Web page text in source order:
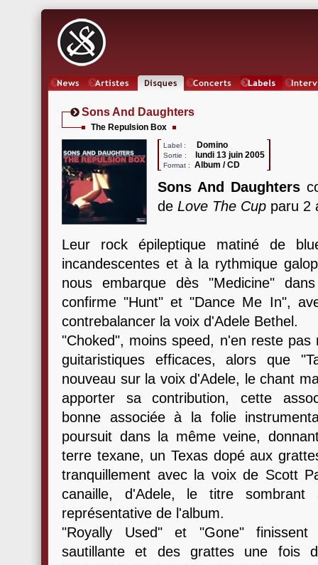
Sons And Daughters
The Repulsion Box
Label : Domino
Sortie : lundi 13 juin 2005
Format : Album / CD
Sons And Daughters
de Love The Cup paru 2
Leur rock épileptique matiné de
incandescentes et à la rythmique
nous embarque dès "Medicine"
confirme "Hunt" et "Dance Me In",
contrebalancer la voix d'Adele Bethel.
"Choked", moins speed, n'en reste
guitaristiques efficaces, alors que
nouveau sur la voix d'Adele, le chant
apporter sa contribution, cette
bonne associée à la folie
poursuit dans la même veine,
terre texane, un Texas dopé aux
tranquillement avec la voix de Scott
canaille, d'Adele, le titre
représentative de l'album.
"Royally Used" et "Gone"
sautillante et des grattes une fois